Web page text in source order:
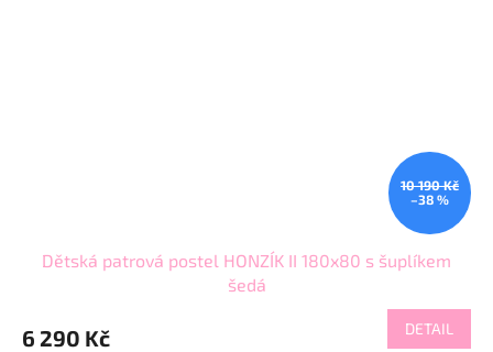
10 190 Kč
–38 %
Dětská patrová postel HONZÍK II 180x80 s šuplíkem
šedá
6 290 Kč DETAIL